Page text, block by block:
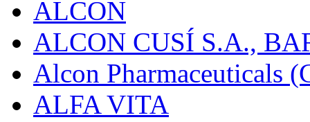
ALCON
ALCON CUSÍ S.A.,
Alcon Pharmaceuticals
ALFA VITA